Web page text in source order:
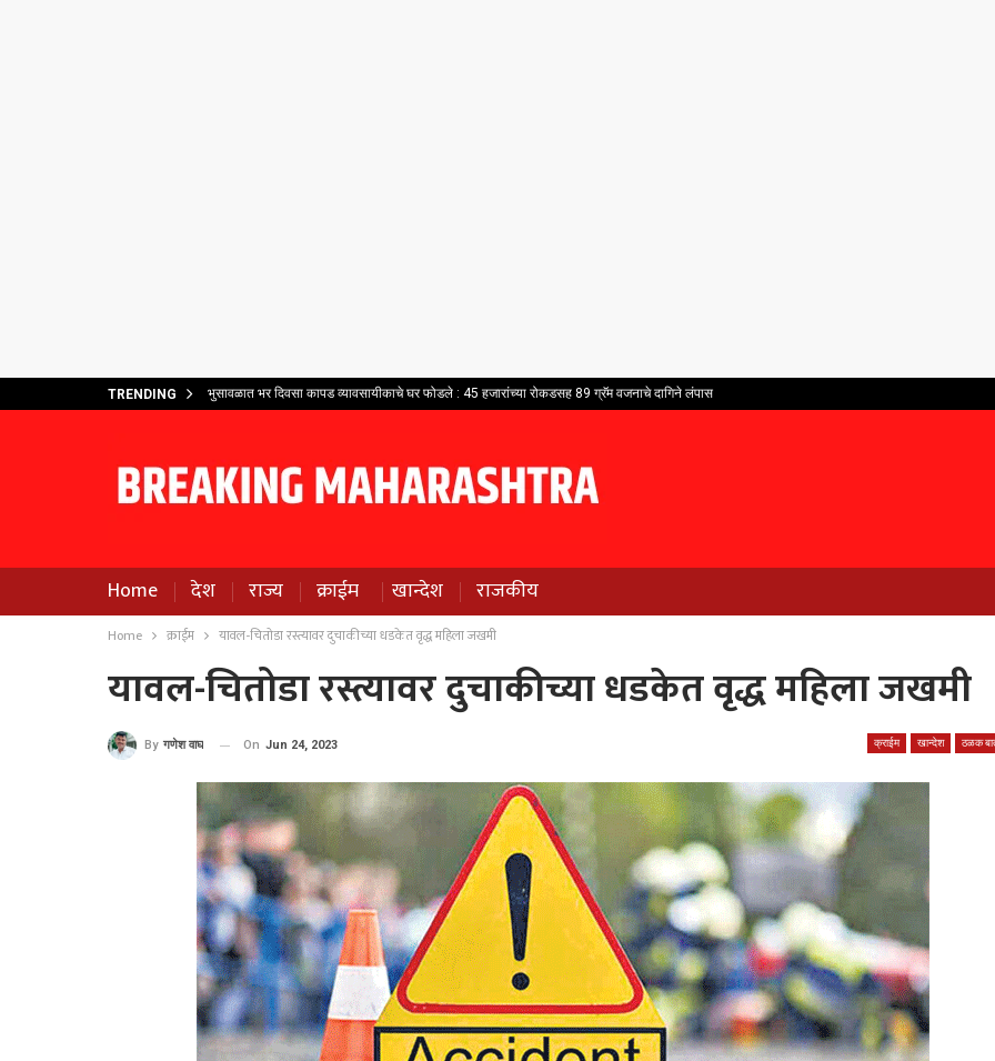
TRENDING भुसावळात भर दिवसा कापड व्यावसायीकाचे घर फोडले : 45 हजारांच्या रोकडसह 89 ग्रॅम वजनाचे दागिने लंपास
Home देश राज्य क्राईम खान्देश राजकीय
Home क्राईम यावल-चितोडा रस्त्यावर दुचाकीच्या धडकेत वृद्ध महिला जखमी
यावल-चितोडा रस्त्यावर दुचाकीच्या धडकेत वृद्ध महिला जखमी
क्राईम खान्देश ठळक
By गणेश वाघ On Jun 24, 2023